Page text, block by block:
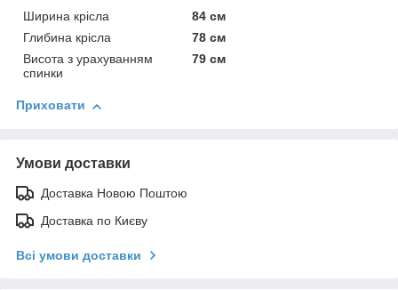
Ширина крісла
84 см
Глибина крісла
78 см
Висота з урахуванням
спинки
79 см
Приховати
Умови доставки
Доставка Новою Поштою
Доставка по Києву
Всі умови доставки